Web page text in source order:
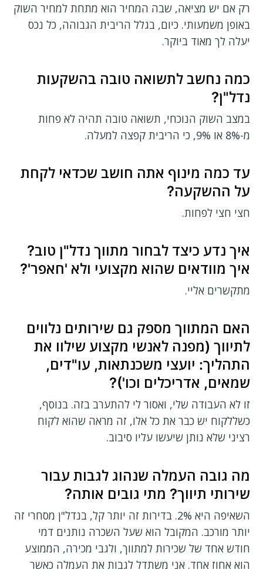
רק אם יש מציאה, שבה המחיר הוא מתחת למחיר השוק
באופן משמעותי. כיום, בגלל הריבית הגבוהה, כל נכס
יעלה לך מאוד ביוקר.
כמה נחשב לתשואה טובה בהשקעות
נדל"ן?
במצב השוק הנוכחי, תשואה טובה תהיה לא פחות
מ-8% או 9%, כי הריבית קפצה למעלה.
עד כמה מינוף אתה חושב שכדאי לקחת
על ההשקעה?
חצי חצי לפחות.
איך נדע כיצד לבחור מתווך נדל"ן טוב?
איך מוודאים שהוא מקצועי ולא 'חאפר'?
מתקשרים אליי.
האם המתווך מספק גם שירותים נלווים
לתיווך (מפנה לאנשי מקצוע שילוו את
התהליך: יועצי משכנתאות, עו"דים,
שמאים, אדריכלים וכו')?
זו לא העבודה שלי, ואסור לי להתערב בזה. בנוסף,
כשללקוח יש כבר את כל אלו, זה מראה שהוא לקוח
רציני שלא נותן שיעשו עליו סיבוב.
מה גובה העמלה שנהוג לגבות עבור
שירותי תיווך? מתי גובים אותה?
השאיפה היא 2%. בדירות זה יותר קל, בנדל"ן מסחרי זה
יותר מורכב. המקובל הוא שעל השכרה נותנים דמי
חודש אחד של שכירות למתווך, ולגבי מכירה, הממוצע
הוא אחוז אחד. אני משתדל לגבות את העמלה כאשר